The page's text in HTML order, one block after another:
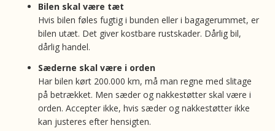
Bilen skal være tæt
Hvis bilen føles fugtig i bunden eller i bagagerummet, er
bilen utæt. Det giver kostbare rustskader. Dårlig bil,
dårlig handel.
Sæderne skal være i orden
Har bilen kørt 200.000 km, må man regne med slitage
på betrækket. Men sæder og nakkestøtter skal være i
orden. Accepter ikke, hvis sæder og nakkestøtter ikke
kan justeres efter hensigten.